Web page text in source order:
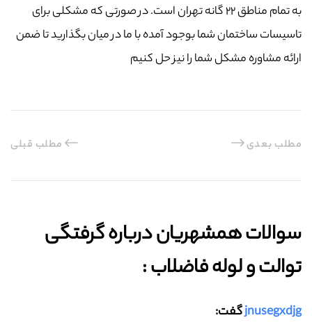
به تمام مناطق ۲۲ گانه تهران است. در صورتی که مشکلی برای
تاسیسات ساختمان شما بوجود آمده با ما در میان بگذارید تا ضمن
ارائه مشاوره مشکل شما را نیز حل کنیم
مطلب قبلی مطلب بعدی
سوالات همشهریان درباره گرفتگی
توالت و لوله فاضلاب :‌
jnusegxdjgگفت: